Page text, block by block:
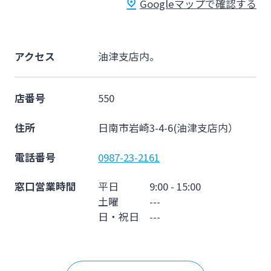
法人・個人事業主のお客さま
株主・投資家の皆さま
宮崎銀行について
ニュースリリース一覧
お問い合わせ先一覧
Googleマップで確認する
アクセス 油津支店内。
店番号 550
住所 日南市岩崎3-4-6(油津支店内）
電話番号 0987-23-2161
窓口営業時間
平日 9:00 - 15:00
土曜 ---
日・祝日 ---